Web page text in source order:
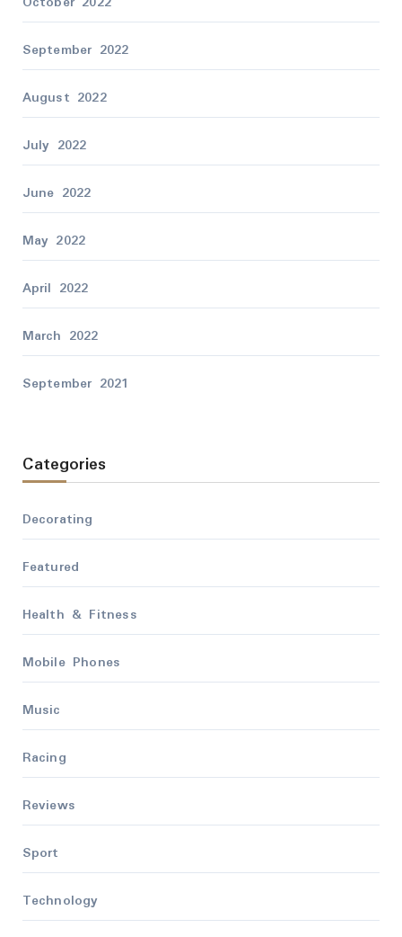
September 2022
August 2022
July 2022
June 2022
May 2022
April 2022
March 2022
September 2021
Categories
Decorating
Featured
Health & Fitness
Mobile Phones
Music
Racing
Reviews
Sport
Technology